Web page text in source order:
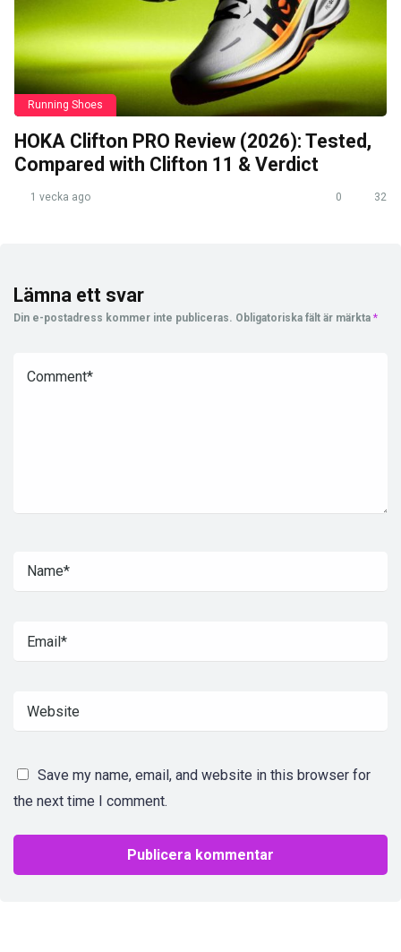
Running Shoes
HOKA Clifton PRO Review (2026): Tested,
Compared with Clifton 11 & Verdict
1 vecka ago 0 32
Lämna ett svar
Din e-postadress kommer inte publiceras. Obligatoriska fält är märkta *
Save my name, email, and website in this browser for
the next time I comment.